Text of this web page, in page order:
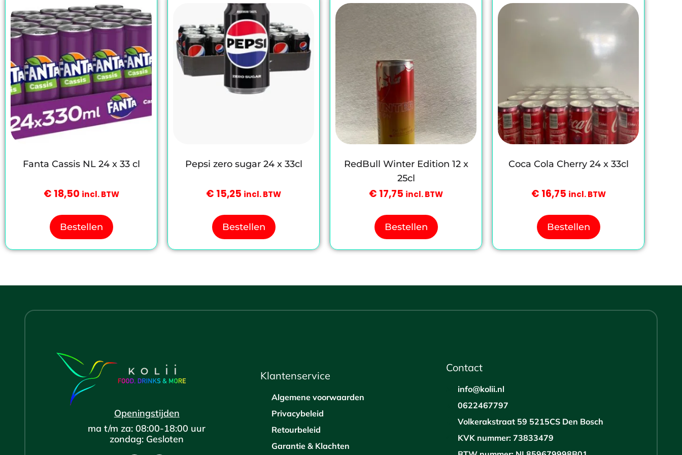
Fanta Cassis NL 24 x 33 cl
€ 18,50 incl. BTW
Bestellen
Pepsi zero sugar 24 x 33cl
€ 15,25 incl. BTW
Bestellen
RedBull Winter Edition 12 x
25cl
€ 17,75 incl. BTW
Bestellen
Coca Cola Cherry 24 x 33cl
€ 16,75 incl. BTW
Bestellen
Openingstijden
ma t/m za: 08:00-18:00 uur
zondag: Gesloten
Klantenservice
Algemene voorwaarden
Privacybeleid
Retourbeleid
Garantie & Klachten
Contact
info@kolii.nl
0622467797
Volkerakstraat 59 5215CS Den Bosch
KVK nummer: 73833479